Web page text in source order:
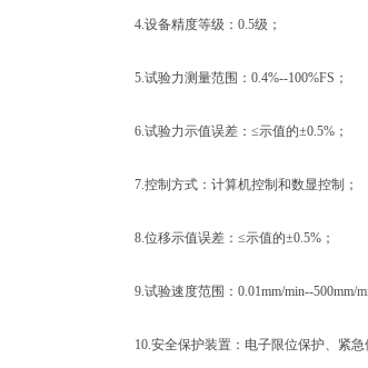
4.设备精度等级：0.5级；
5.试验力测量范围：0.4%--100%FS；
6.试验力示值误差：≤示值的±0.5%；
7.控制方式：计算机控制和数显控制；
8.位移示值误差：≤示值的±0.5%；
9.试验速度范围：0.01mm/min--500mm/
10.安全保护装置：电子限位保护、紧急